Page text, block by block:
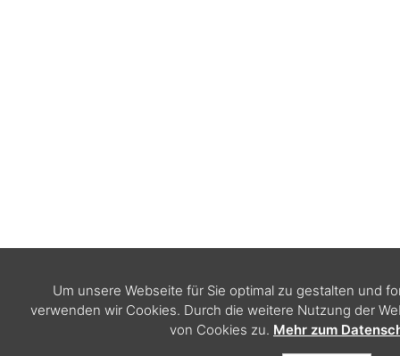
Um unsere Webseite für Sie optimal zu gestalten und
verwenden wir Cookies. Durch die weitere Nutzung der
von Cookies zu. Mehr zum